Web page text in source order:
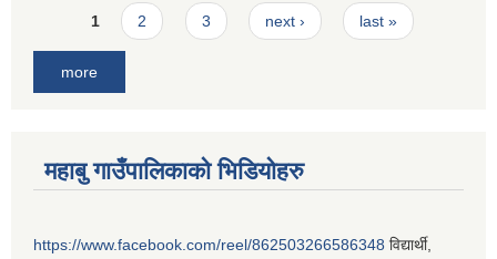
Pages
1 2 3 next › last »
more
महाबु गाउँपालिकाको भिडियोहरु
https://www.facebook.com/reel/862503266586348 विद्यार्थी,